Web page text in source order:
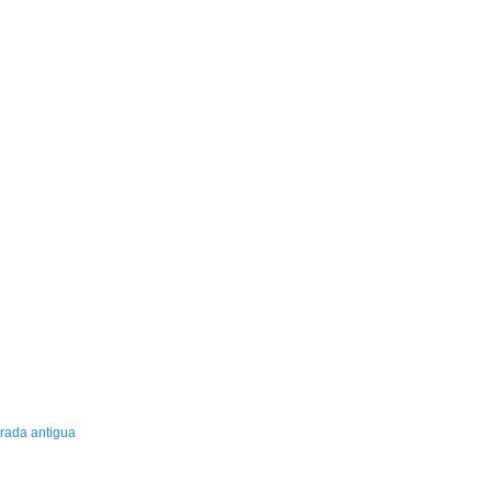
antigua